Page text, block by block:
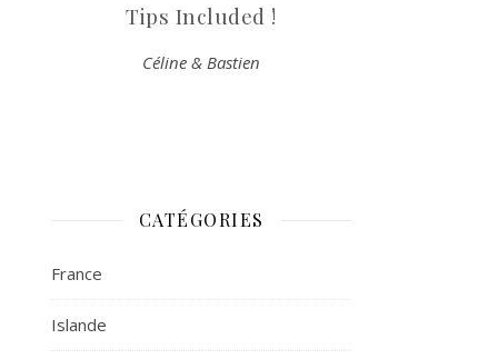
Tips Included !
Céline & Bastien
CATÉGORIES
France
Islande